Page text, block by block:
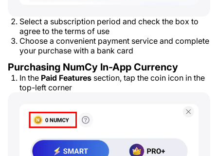
Select a subscription period and check the box to
agree to the terms of use
Choose a convenient payment service and complete
your purchase with a bank card
Purchasing NumCy In-App Currency
In the Paid Features section, tap the coin icon in the
top-left corner